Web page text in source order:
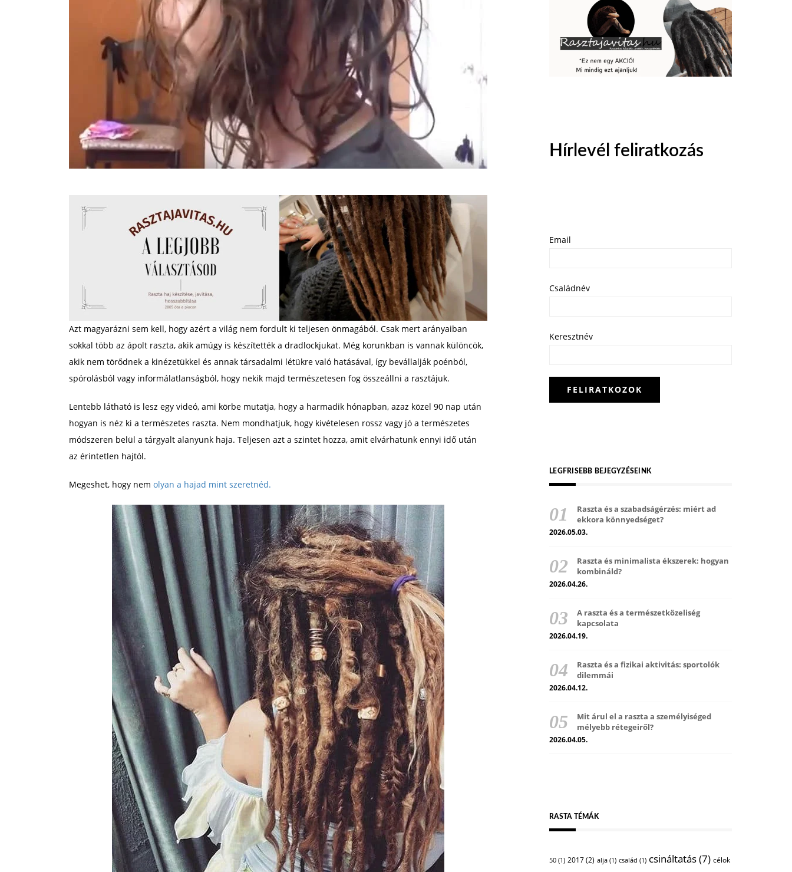
Azt magyarázni sem kell, hogy azért a világ nem fordult ki teljesen önmagából. Csak mert arányaiban
sokkal több az ápolt raszta, akik amúgy is készítették a dradlockjukat. Még korunkban is vannak különcök,
akik nem törődnek a kinézetükkel és annak társadalmi létükre való hatásával, így bevállalják poénból,
spórolásból vagy informálatlanságból, hogy nekik majd természetesen fog összeállni a rasztájuk.
Lentebb látható is lesz egy videó, ami körbe mutatja, hogy a harmadik hónapban, azaz közel 90 nap után
hogyan is néz ki a természetes raszta. Nem mondhatjuk, hogy kivételesen rossz vagy jó a természetes
módszeren belül a tárgyalt alanyunk haja. Teljesen azt a szintet hozza, amit elvárhatunk ennyi idő után
az érintetlen hajtól.
Megeshet, hogy nem olyan a hajad mint szeretnéd.
Hírlevél feliratkozás
Email
Családnév
Keresztnév
LEGFRISEBB BEJEGYZÉSEINK
Raszta és a szabadságérzés: miért ad
ekkora könnyedséget?
2026.05.03.
Raszta és minimalista ékszerek: hogyan
kombináld?
2026.04.26.
A raszta és a természetközeliség
kapcsolata
2026.04.19.
Raszta és a fizikai aktivitás: sportolók
dilemmái
2026.04.12.
Mit árul el a raszta a személyiséged
mélyebb rétegeiről?
2026.04.05.
RASTA TÉMÁK
50 (1) 2017(2) alja (1) család (1) csináltatás(7) célok